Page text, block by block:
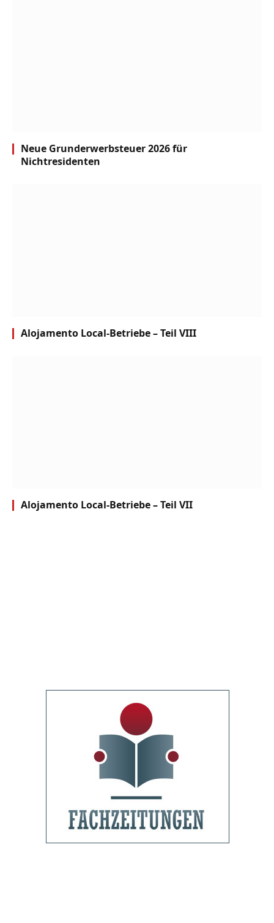
Neue Grunderwerbsteuer 2026 für
Nichtresidenten
Alojamento Local-Betriebe – Teil VIII
Alojamento Local-Betriebe – Teil VII